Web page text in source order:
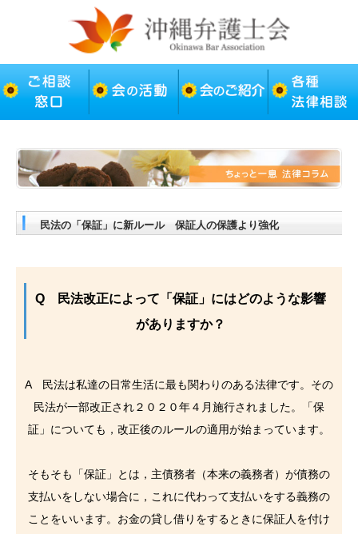
民法の「保証」に新ルール 保証人の保護より強化
Q 民法改正によって「保証」にはどのような影響
がありますか？
A 民法は私達の日常生活に最も関わりのある法律です。その
民法が一部改正され２０２０年４月施行されました。「保
証」についても，改正後のルールの適用が始まっています。
そもそも「保証」とは，主債務者（本来の義務者）が債務の
支払いをしない場合に，これに代わって支払いをする義務の
ことをいいます。お金の貸し借りをするときに保証人を付け